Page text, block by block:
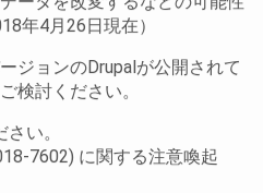
年4月26日現在）
ジョンのDrupalが公開されて
検討ください。
い。
7602) に関する注意喚起